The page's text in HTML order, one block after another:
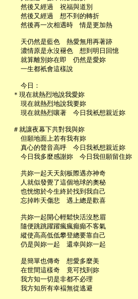
     然後又經過　祝福與道別
     然後又經過　想不到的轉折
     然後再一次相遇時　情是更加熱
     天仍然是藍色　熱愛無用再著跡
     濃情原是永沒褪色　想到明日回憶
     就算離別妳在即　仍然是愛妳
     一生都衹會這樣說
     今日：
   ＊現在就熱烈地說我愛妳
     現在就熱烈地說我要妳
     現在就熱烈嚷著　今日我衹想親近妳
   ＃就讓夜幕下共對我與妳
     但願地面上若有我有妳
     真心的聲音高呼　今日我衹想親近妳
     今日我多麼感謝妳　今日我但願留住妳
     共妳一起天天刻板際遇亦神奇
     人就似發覺了這個地球的奧秘
     也恍惚於今生終於找到我自己
     忘掉昨天傷悲　遇上總是歡喜
     共妳一起開心輕鬆快活沒愁眉
     隨便跳跳躍躍瘋瘋癲癲不客氣
     縱使高高低低攀登總要靠自己
     仍是與妳一起　還幸與妳一起
     是簡單也傳奇　想愛多麼美
     在世間這樣奇　竟可找到妳
     我方知一切是非都不必理
     我方知所有幸褔無從逃避